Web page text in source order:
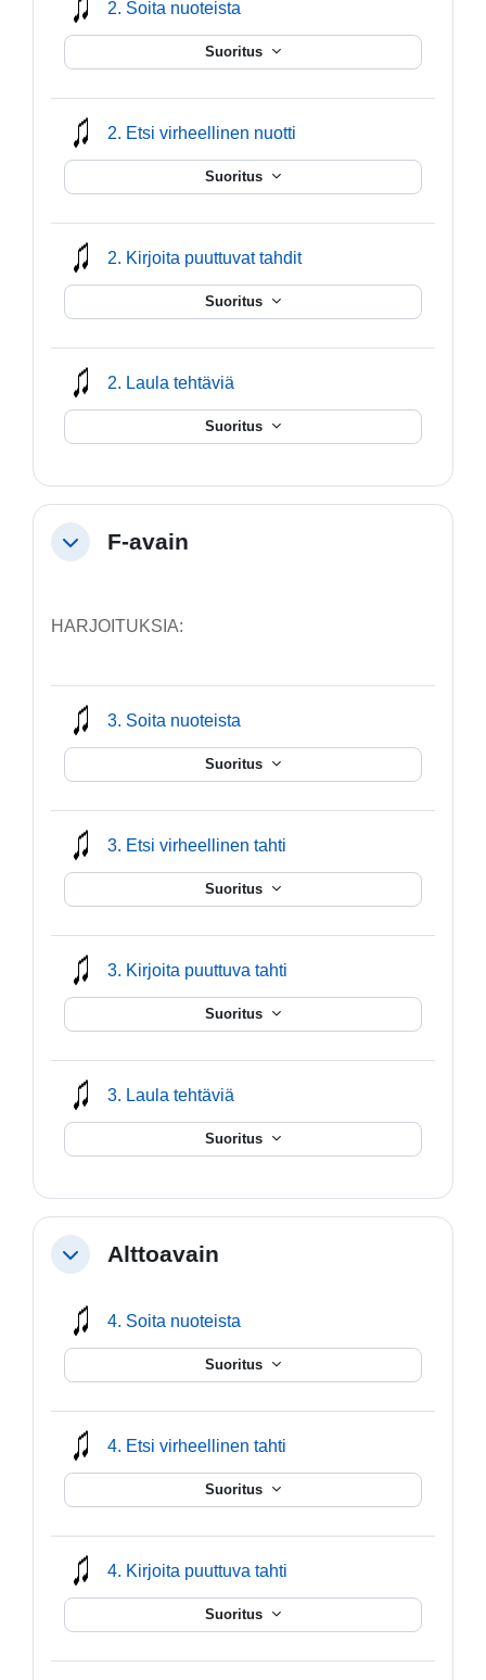
2. Soita nuoteista
Suoritus
2. Etsi virheellinen nuotti
Suoritus
2. Kirjoita puuttuvat tahditmmusic
Suoritus
2. Laula tehtäviä
Suoritus
TiivistäF-avain
HARJOITUKSIA:
3. Soita nuoteista
Suoritus
3. Etsi virheellinen tahti
Suoritus
3. Kirjoita puuttuva tahti
Suoritus
3. Laula tehtäviä
Suoritus
TiivistäAlttoavain
4. Soita nuoteista
Suoritus
4. Etsi virheellinen tahti
Suoritus
4. Kirjoita puuttuva tahti
Suoritus